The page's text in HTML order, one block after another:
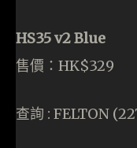
HS35 v2 Blue
售價：HK$329
查詢 : FELTON